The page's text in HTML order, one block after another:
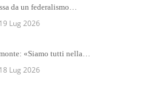
da un federalismo…
19 Lug 2026
«Siamo tutti nella…
18 Lug 2026